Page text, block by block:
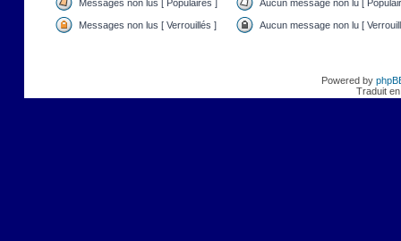
Messages non lus [ Populaires ] Aucun message non lu [
Messages non lus [ Verrouillés ] Aucun message non lu [
Powered by
Traduit